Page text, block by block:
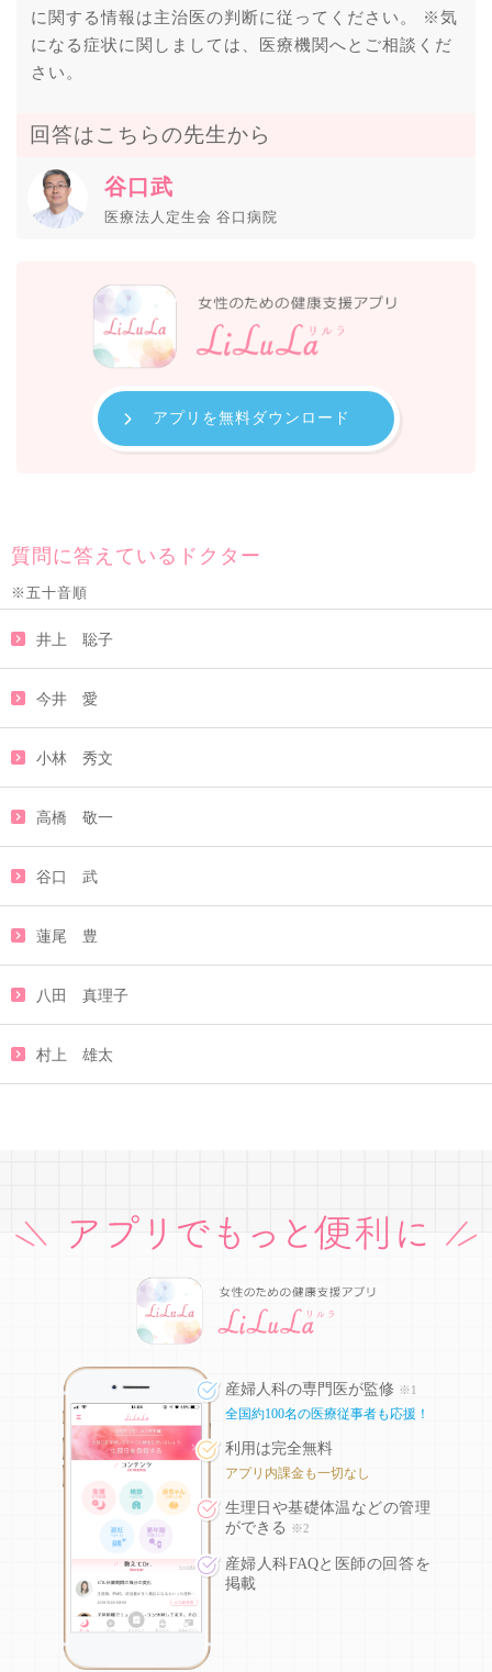
に関する情報は主治医の判断に従ってください。 ※気
になる症状に関しましては、医療機関へとご相談くだ
さい。
回答はこちらの先生から
谷口武
医療法人定生会 谷口病院
アプリを無料ダウンロード
質問に答えているドクター
※五十音順
井上 聡子
今井 愛
小林 秀文
高橋 敬一
谷口 武
蓮尾 豊
八田 真理子
村上 雄太
産婦人科の専門医が監修 ※1
全国約100名の医療従事者も応援！
利用は完全無料
アプリ内課金も一切なし
生理日や基礎体温などの管理
ができる
※2
産婦人科FAQと医師の回答を
掲載